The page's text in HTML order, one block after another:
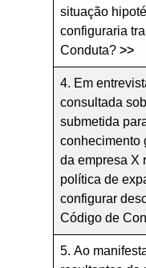
situação
configuraria
Conduta? >>
4. Em
consultada
submetida
conhecimento
da empresa X
política de
configurar
Código de
5. Ao